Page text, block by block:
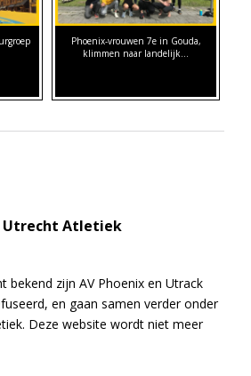
Phoenix-vrouwen 7e in Gouda,
klimmen naar landelijk…
Utrecht Atletiek
bekend zijn AV Phoenix en Utrack
en gaan samen verder onder
Deze website wordt niet meer